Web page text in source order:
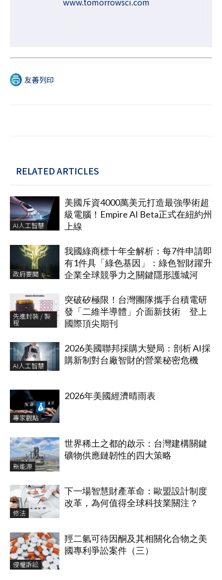
友善列印
RELATED ARTICLES
AI人工智慧
美國斥資4000萬美元打造最強學術超
級電腦！Empire AI Beta正式在紐約州
上線
政府要聞
我國綠商標十年全解析：每7件申請即
有1件具「綠色基因」：綠色智財躍升
企業全球競爭力之關鍵隱形護城河
先進封裝 / 製
程
突破矽極限！台灣團隊攜手台積電研
發「二維半導體」介面新技術 登上
國際頂尖期刊
AI人工智慧
2026美國聯邦採購大變局：剖析 AI採
購新制對台廠智財的營業秘密危機
專家觀點
2026年美國經濟晴雨表
新能源
世界稀土之都的啟示：台灣建構關鍵
礦物供應鏈韌性的四大策略
修法
下一場智慧財產革命：歐盟設計制度
改革，為何值得全球科技業關注？
侵權訴訟
羥二氫可待因酮及其相關化合物之美
國專利爭訟案件（三）